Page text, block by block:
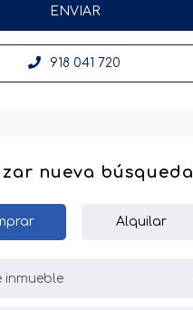
ENVIAR
918 041 720
nueva búsqueda
Alquilar